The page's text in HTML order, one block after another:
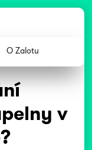
O Zalotu
v